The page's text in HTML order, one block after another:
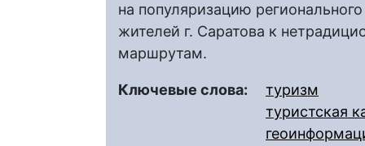
на популяризацию
жителей г. Саратова к
маршрутам.
Ключевые слова:
туризм
туристская